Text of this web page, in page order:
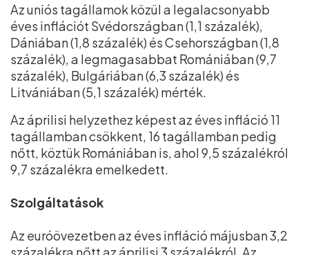
Az uniós tagállamok közül a legalacsonyabb
éves inflációt Svédországban (1,1 százalék),
Dániában (1,8 százalék) és Csehországban (1,8
százalék), a legmagasabbat Romániában (9,7
százalék), Bulgáriában (6,3 százalék) és
Litvániában (5,1 százalék) mérték.
Az áprilisi helyzethez képest az éves infláció 11
tagállamban csökkent, 16 tagállamban pedig
nőtt, köztük Romániában is, ahol 9,5 százalékról
9,7 százalékra emelkedett.
Szolgáltatások
Az euróövezetben az éves infláció májusban 3,2
százalékra nőtt az áprilisi 3 százalékról. Az